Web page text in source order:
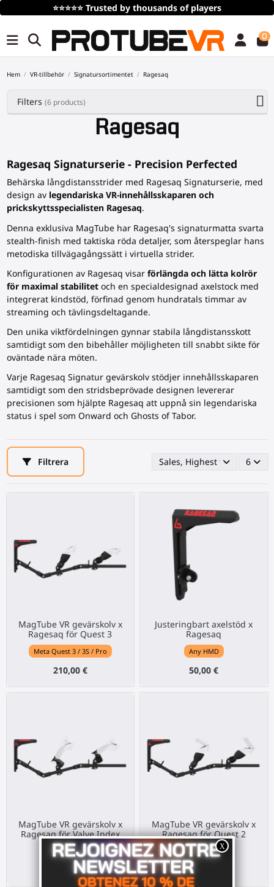
⭐⭐⭐⭐⭐ Trusted by thousands of players
0
Hem VR-tillbehör Signatursortimentet Ragesaq
Ragesaq
Ragesaq Signaturserie - Precision Perfected
Behärska långdistansstrider med Ragesaq Signaturserie, med
design av legendariska VR-innehållsskaparen och
prickskyttsspecialisten Ragesaq.
Denna exklusiva MagTube har Ragesaq's signaturmatta svarta
stealth-finish med taktiska röda detaljer, som återspeglar hans
metodiska tillvägagångssätt i virtuella strider.
Konfigurationen av Ragesaq visar förlängda och lätta kolrör
för maximal stabilitetoch en specialdesignad axelstock med
integrerat kindstöd, förfinad genom hundratals timmar av
streaming och tävlingsdeltagande.
Den unika viktfördelningen gynnar stabila långdistansskott
samtidigt som den bibehåller möjligheten till snabbt sikte för
oväntade nära möten.
Varje Ragesaq Signatur gevärskolvstödjer innehållsskaparen
samtidigt som den stridsbeprövade designen levererar
precisionen som hjälpte Ragesaq att uppnå sin legendariska
status i spel som Onward och Ghosts of Tabor.
Filtrera Sales, Highest first 6
MagTube VR gevärskolv x
Ragesaq för Quest 3
Meta Quest 3 / 3S / Pro
210,00 €
Justeringbart axelstöd x
Ragesaq
Any HMD
50,00 €
MagTube VR gevärskolv x
Ragesaq för Valve Index
Valve Index
210,00 €
MagTube VR gevärskolv x
Ragesaq för Quest 2
Meta Quest 2
210,00 €
Filters (6 products)